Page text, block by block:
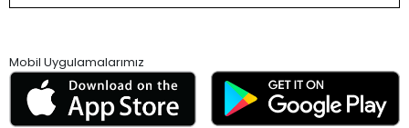
Mobil Uygulamalarımız